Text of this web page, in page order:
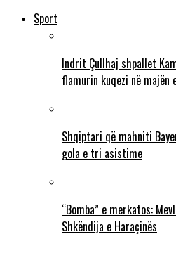
Sport
Indrit Çullhaj shpallet
flamurin kuqezi në majën
Shqiptari që mahniti
gola e tri asistime
“Bomba” e merkatos:
Shkëndija e Haraçinës